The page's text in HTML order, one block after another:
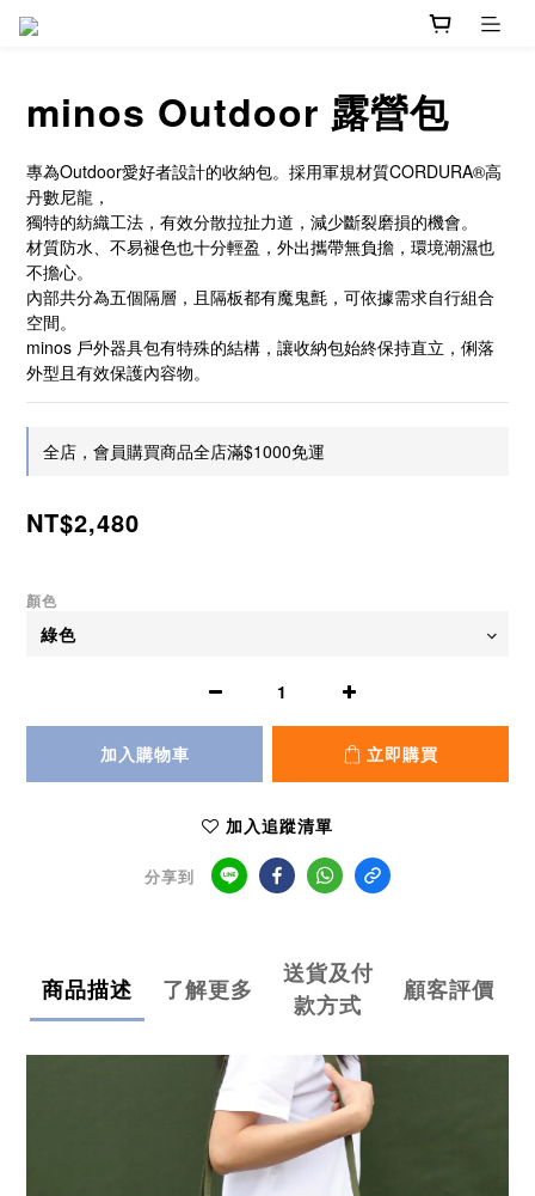
minos Outdoor 露營包
專為Outdoor愛好者設計的收納包。採用軍規材質CORDURA®高
丹數尼龍，
獨特的紡織工法，有效分散拉扯力道，減少斷裂磨損的機會。
材質防水、不易褪色也十分輕盈，外出攜帶無負擔，環境潮濕也
不擔心。
內部共分為五個隔層，且隔板都有魔鬼氈，可依據需求自行組合
空間。
minos 戶外器具包有特殊的結構，讓收納包始終保持直立，俐落
外型且有效保護內容物。
全店，會員購買商品全店滿$1000免運
NT$2,480
顏色
加入購物車 立即購買
加入追蹤清單
分享到
商品描述 了解更多
送貨及付
款方式
顧客評價